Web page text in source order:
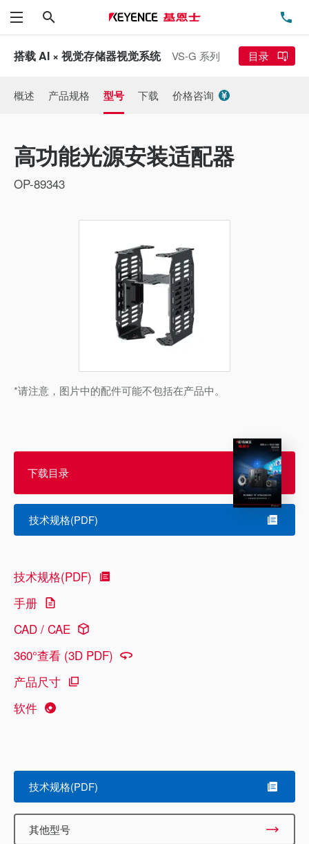
菜单
搭载 AI × 视觉存储器视觉系统 VS-G 系列 目录
概述 产品规格 型号 下载 价格咨询
高功能光源安装适配器
OP-89343
*请注意，图片中的配件可能不包括在产品中。
下载目录
技术规格(PDF)
技术规格(PDF)
手册
CAD / CAE
360°查看 (3D PDF)
产品尺寸
软件
技术规格(PDF)
其他型号